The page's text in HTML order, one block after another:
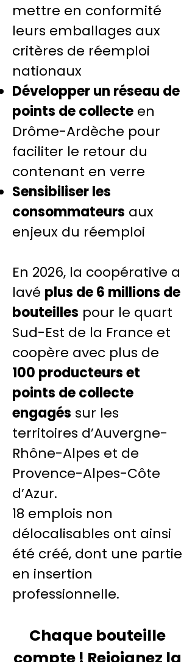
mettre en conformité
leurs emballages aux
critères de réemploi
nationaux
Développer un réseau de
points de collecte en
Drôme-Ardèche pour
faciliter le retour du
contenant en verre
Sensibiliser les
consommateurs aux
enjeux du réemploi
En 2026, la coopérative a
lavé plus de 6 millions de
bouteilles pour le quart
Sud-Est de la France et
coopère avec plus de
100 producteurs et
points de collecte
engagés sur les
territoires d’Auvergne-
Rhône-Alpes et de
Provence-Alpes-Côte
d’Azur.
18 emplois non
délocalisables ont ainsi
été créé, dont une partie
en insertion
professionnelle.
Chaque bouteille